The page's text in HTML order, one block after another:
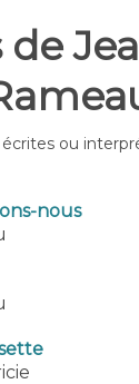
ou
nous